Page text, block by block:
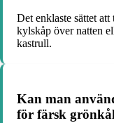
Det enklaste sättet
kylskåp över natten
kastrull.
Kan man
för färsk